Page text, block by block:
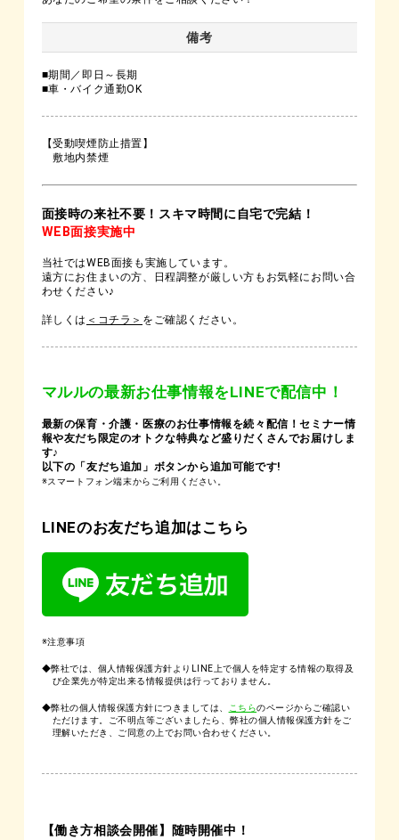
備考
■期間／即日～長期
■車・バイク通勤OK
【受動喫煙防止措置】
敷地内禁煙
面接時の来社不要！スキマ時間に自宅で完結！
WEB面接実施中
当社ではWEB面接も実施しています。
遠方にお住まいの方、日程調整が厳しい方もお気軽にお問い合
わせください♪
詳しくは ＜コチラ＞ をご確認ください。
マルルの最新お仕事情報をLINEで配信中！
最新の保育・介護・医療のお仕事情報を続々配信！セミナー情
報や友だち限定のオトクな特典など盛りだくさんでお届けしま
す♪
以下の「友だち追加」ボタンから追加可能です!
※スマートフォン端末からご利用ください。
LINEのお友だち追加はこちら
※注意事項
◆弊社では、個人情報保護方針よりLINE上で個人を特定する情報の取得及
び企業先が特定出来る情報提供は行っておりません。
◆弊社の個人情報保護方針につきましては、 こちらのページからご確認い
ただけます。ご不明点等ございましたら、弊社の個人情報保護方針をご
理解いただき、ご同意の上でお問い合わせください。
【働き方相談会開催】随時開催中！